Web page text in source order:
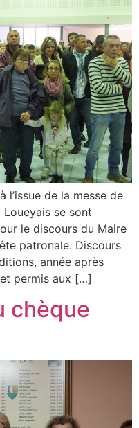
l’issue de la messe de
se sont
le discours du Maire
patronale. Discours
année après
permis aux […]
chèque